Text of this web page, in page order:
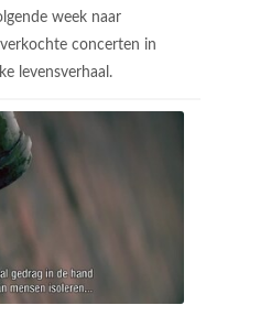
week naar
concerten in
levensverhaal.